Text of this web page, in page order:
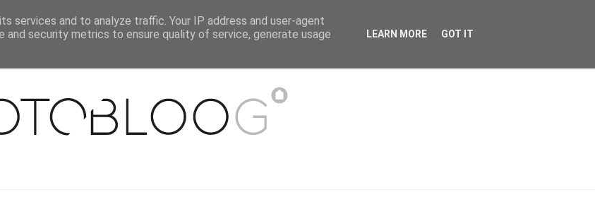
WSPÓŁPRACA MOJE MIESZKANIE PUBLIKACJE ISSUU
services and to analyze traffic. Your IP address and user-agent
and security metrics to ensure quality of service, generate usage
LEARN MORE GOT IT